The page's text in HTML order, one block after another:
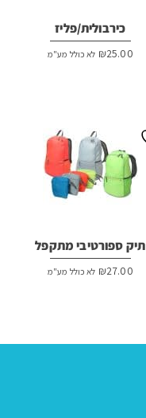
כירבולית/פליז
₪25.00 לא כולל מע"מ
תיק ספורטיבי מתקפל
₪27.00 לא כולל מע"מ